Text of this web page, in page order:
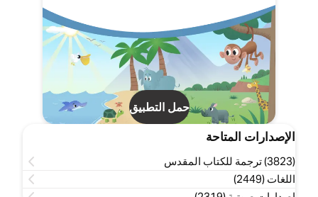
حمل التطبيق
الإصدارات المتاحة
(3823) ترجمة للكتاب المقدس
اللغات (2449)